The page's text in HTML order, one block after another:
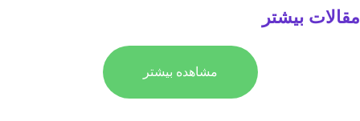
بیشتر
مشاهده بیشتر